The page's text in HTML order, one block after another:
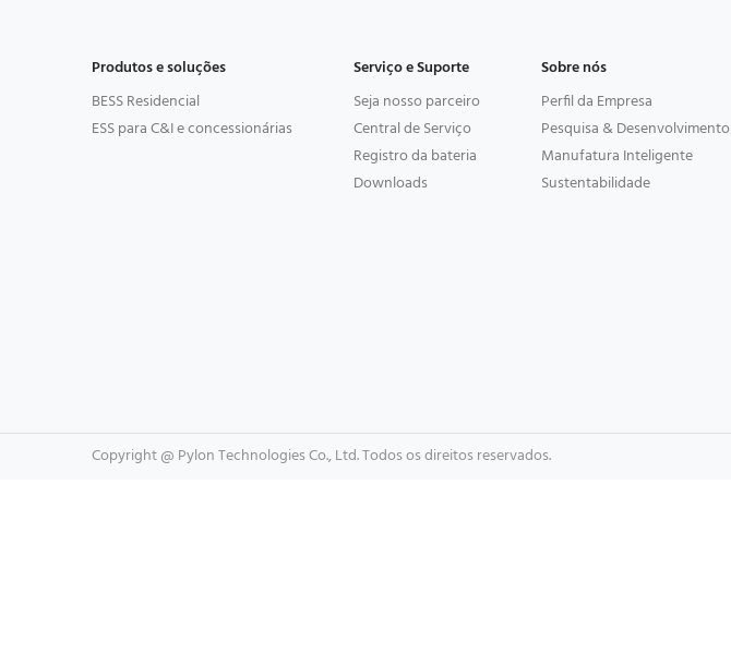
Produtos e soluções
BESS Residencial
ESS para C&I e concessionárias
Serviço e Suporte
Seja nosso parceiro
Central de Serviço
Registro da bateria
Downloads
Sobre nós
Perfil da Empresa
Pesquisa & Desenvolvimento
Manufatura Inteligente
Sustentabilidade
Copyright @ Pylon Technologies Co., Ltd. Todos os direitos reservados.